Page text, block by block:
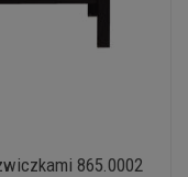
865.0002